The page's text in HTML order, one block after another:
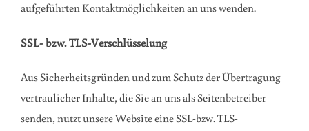
aufgeführten Kontaktmöglichkeiten an uns wenden.
SSL- bzw. TLS-Verschlüsselung
Aus Sicherheitsgründen und zum Schutz der Übertragung
vertraulicher Inhalte, die Sie an uns als Seitenbetreiber
senden, nutzt unsere Website eine SSL-bzw. TLS-